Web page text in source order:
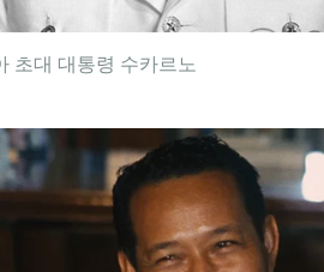
초대 대통령 수카르노